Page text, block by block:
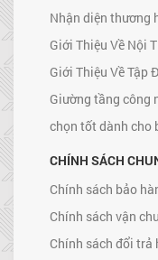
Nhận diện thương
Giới Thiệu Về Nội
Giới Thiệu Về Tập
Giường tầng công
chọn tốt dành cho
CHÍNH SÁCH
Chính sách bảo
Chính sách vận
Chính sách đổi trả